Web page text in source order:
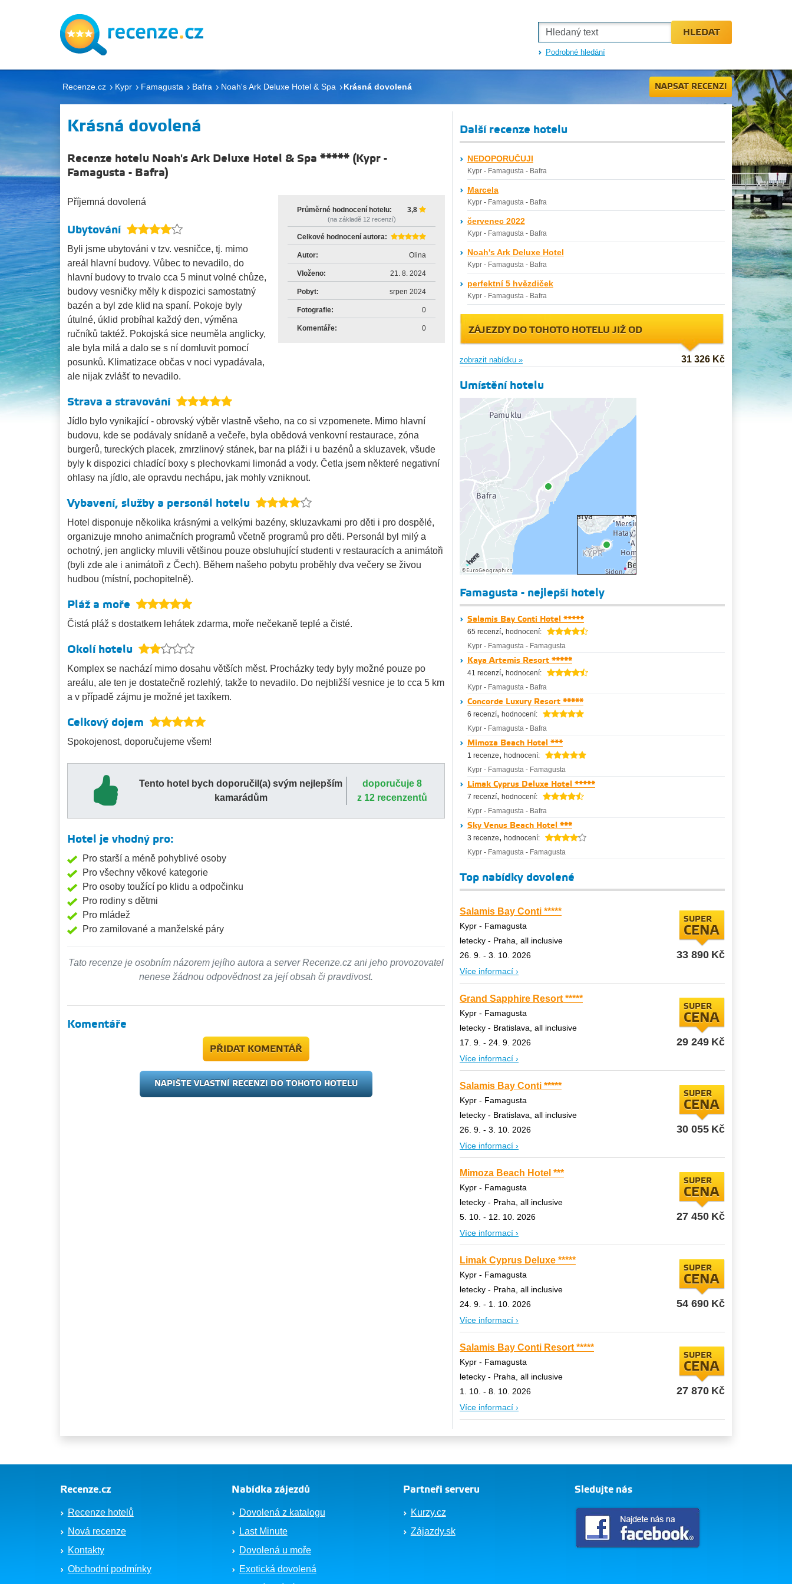
HLEDAT
Podrobné hledání
Recenze.cz Kypr Famagusta Bafra Noah's Ark Deluxe Hotel & Spa Krásná dovolená NAPSAT RECENZI
Krásná dovolená
Recenze hotelu Noah's Ark Deluxe Hotel & Spa ***** (Kypr -
Famagusta - Bafra)
Průměrné hodnocení hotelu: 3,8
(na základě 12recenzí)
Celkové hodnocení autora:
Autor: Olina
Vloženo: 21. 8. 2024
Pobyt: srpen 2024
Fotografie: 0
Komentáře: 0
Příjemná dovolená
Ubytování
Byli jsme ubytováni v tzv. vesničce, tj. mimo
areál hlavní budovy. Vůbec to nevadilo, do
hlavní budovy to trvalo cca 5 minut volné chůze,
budovy vesničky měly k dispozici samostatný
bazén a byl zde klid na spaní. Pokoje byly
útulné, úklid probíhal každý den, výměna
ručníků taktéž. Pokojská sice neuměla anglicky,
ale byla milá a dalo se s ní domluvit pomocí
posunků. Klimatizace občas v noci vypadávala,
ale nijak zvlášť to nevadilo.
Strava a stravování
Jídlo bylo vynikající - obrovský výběr vlastně všeho, na co si vzpomenete. Mimo hlavní
budovu, kde se podávaly snídaně a večeře, byla obědová venkovní restaurace, zóna
burgerů, tureckých placek, zmrzlinový stánek, bar na pláži i u bazénů a skluzavek, všude
byly k dispozici chladící boxy s plechovkami limonád a vody. Četla jsem některé negativní
ohlasy na jídlo, ale opravdu nechápu, jak mohly vzniknout.
Vybavení, služby a personál hotelu
Hotel disponuje několika krásnými a velkými bazény, skluzavkami pro děti i pro dospělé,
organizuje mnoho animačních programů včetně programů pro děti. Personál byl milý a
ochotný, jen anglicky mluvili většinou pouze obsluhující studenti v restauracích a animátoři
(byli zde ale i animátoři z Čech). Během našeho pobytu proběhly dva večery se živou
hudbou (místní, pochopitelně).
Pláž a moře
Čistá pláž s dostatkem lehátek zdarma, moře nečekaně teplé a čisté.
Okolí hotelu
Komplex se nachází mimo dosahu větších měst. Procházky tedy byly možné pouze po
areálu, ale ten je dostatečně rozlehlý, takže to nevadilo. Do nejbližší vesnice je to cca 5 km
a v případě zájmu je možné jet taxíkem.
Celkový dojem
Spokojenost, doporučujeme všem!
Tento hotel bych doporučil(a) svým nejlepším
kamarádům
doporučuje 8
z 12 recenzentů
Hotel je vhodný pro:
Pro starší a méně pohyblivé osoby
Pro všechny věkové kategorie
Pro osoby toužící po klidu a odpočinku
Pro rodiny s dětmi
Pro mládež
Pro zamilované a manželské páry
Tato recenze je osobním názorem jejího autora a server Recenze.cz ani jeho provozovatel
nenese žádnou odpovědnost za její obsah či pravdivost.
Komentáře
PŘIDAT KOMENTÁŘ
NAPIŠTE VLASTNÍ RECENZI DO TOHOTO HOTELU
Další recenze hotelu
NEDOPORUČUJI
Kypr- Famagusta- Bafra
Marcela
Kypr- Famagusta- Bafra
červenec 2022
Kypr- Famagusta- Bafra
Noah's Ark Deluxe Hotel
Kypr- Famagusta- Bafra
perfektní 5 hvězdiček
Kypr- Famagusta- Bafra
ZÁJEZDY DO TOHOTO HOTELU JIŽ OD
zobrazit nabídku » 31 326 Kč
Umístění hotelu
Famagusta - nejlepší hotely
Salamis Bay Conti Hotel *****
65 recenzí, hodnocení:
Kypr - Famagusta - Famagusta
Kaya Artemis Resort *****
41 recenzí, hodnocení:
Kypr - Famagusta - Bafra
Concorde Luxury Resort *****
6 recenzí, hodnocení:
Kypr - Famagusta - Bafra
Mimoza Beach Hotel ***
1 recenze, hodnocení:
Kypr - Famagusta - Famagusta
Limak Cyprus Deluxe Hotel *****
7 recenzí, hodnocení:
Kypr - Famagusta - Bafra
Sky Venus Beach Hotel ***
3 recenze, hodnocení:
Kypr - Famagusta - Famagusta
Top nabídky dovolené
Salamis Bay Conti *****
Kypr - Famagusta
letecky - Praha, all inclusive
26. 9. - 3. 10. 2026
Více informací ›
SUPER
CENA
33 890 Kč
Grand Sapphire Resort *****
Kypr - Famagusta
letecky - Bratislava, all inclusive
17. 9. - 24. 9. 2026
Více informací ›
SUPER
CENA
29 249 Kč
Salamis Bay Conti *****
Kypr - Famagusta
letecky - Bratislava, all inclusive
26. 9. - 3. 10. 2026
Více informací ›
SUPER
CENA
30 055 Kč
Mimoza Beach Hotel ***
Kypr - Famagusta
letecky - Praha, all inclusive
5. 10. - 12. 10. 2026
Více informací ›
SUPER
CENA
27 450 Kč
Limak Cyprus Deluxe *****
Kypr - Famagusta
letecky - Praha, all inclusive
24. 9. - 1. 10. 2026
Více informací ›
SUPER
CENA
54 690 Kč
Salamis Bay Conti Resort *****
Kypr - Famagusta
letecky - Praha, all inclusive
1. 10. - 8. 10. 2026
Více informací ›
SUPER
CENA
27 870 Kč
Recenze.cz
Recenze hotelů
Nová recenze
Kontakty
Obchodní podmínky
Nabídka zájezdů
Dovolená z katalogu
Last Minute
Dovolená u moře
Exotická dovolená
Partneři serveru
Kurzy.cz
Zájazdy.sk
Sledujte nás